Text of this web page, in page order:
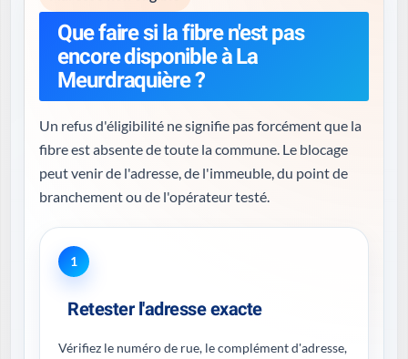
Que faire si la fibre n'est pas
encore disponible à La
Meurdraquière ?
Un refus d'éligibilité ne signifie pas forcément que la
fibre est absente de toute la commune. Le blocage
peut venir de l'adresse, de l'immeuble, du point de
branchement ou de l'opérateur testé.
1
Retester l'adresse exacte
Vérifiez le numéro de rue, le complément d'adresse,